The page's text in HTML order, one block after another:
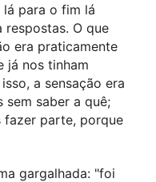
para o fim lá
respostas. O que
era praticamente
já nos tinham
a sensação era
sem saber a quê;
fazer parte, porque
gargalhada: "foi